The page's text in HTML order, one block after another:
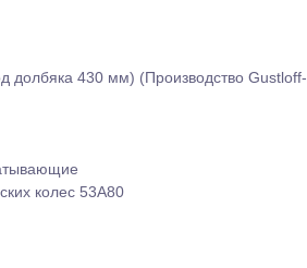
430 мм) (Производство Gustloff-
колес 53А80